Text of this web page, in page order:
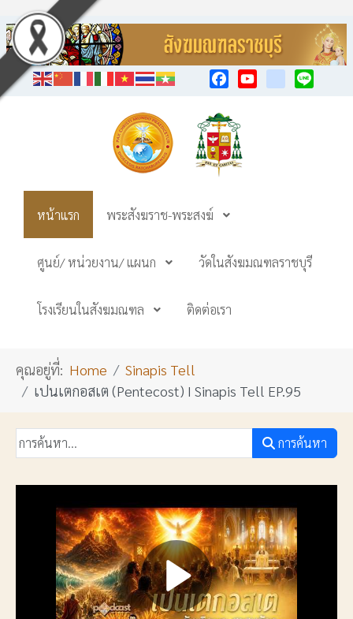
หน้าแรก พระสังฆราช-พระสงฆ์
ศูนย์/ หน่วยงาน/ แผนก วัดในสังฆมณฑลราชบุรี
โรงเรียนในสังฆมณฑล ติดต่อเรา
คุณอยู่ที่: Home
Sinapis Tell
เปนเตกอสเต (Pentecost) I Sinapis Tell EP.95
การค้นหา